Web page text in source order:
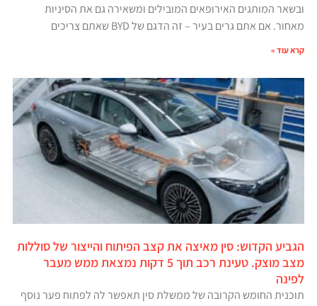
ובשאר המותגים האירופאים המובילים ומשאירה גם את הסיניות
מאחור. אם אתם גרים בעיר – זה הדגם של BYD שאתם צריכים
קרא עוד »
הגביע הקדוש: סין מאיצה את קצב הפיתוח והייצור של סוללות
מצב מוצק. טעינת רכב תוך 5 דקות נמצאת ממש מעבר
לפינה
תוכנית החומש הקרובה של ממשלת סין תאפשר לה לפתוח פער נוסף